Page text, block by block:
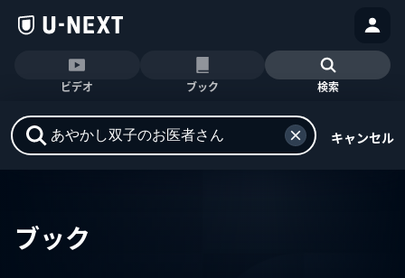
ビデオ ブック 検索
キャンセル
ブック